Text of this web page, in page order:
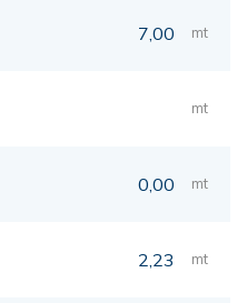
7,00 mt
mt
0,00 mt
2,23 mt